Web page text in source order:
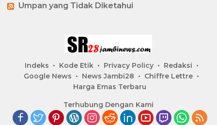
Umpan yang Tidak Diketahui
Indeks Kode Etik Privacy Policy
Redaksi
Google News
News Jambi28
Chiffre Lettre
Harga Emas Terbaru
Terhubung Dengan Kami